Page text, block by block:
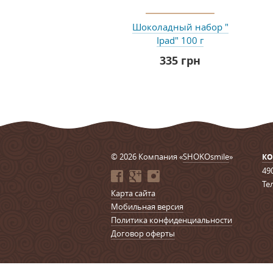
Шоколадный набор "
Ipad" 100 г
335 грн
© 2026 Компания «SHOKOsmile»
Карта сайта
Мобильная версия
Политика конфиденциальности
Договор оферты